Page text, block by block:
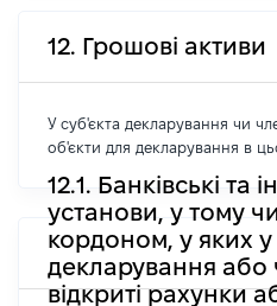
12. Грошові активи
У суб'єкта декларування чи
об'єкти для декларування в
12.1. Банківські та
установи, у тому
кордоном, у яких у
декларування або
відкриті рахунки